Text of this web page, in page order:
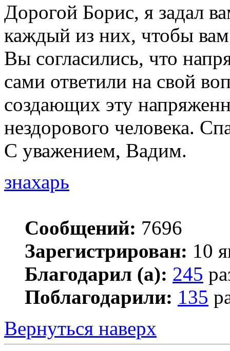
Дорогой Борис, я задал
каждый из них, чтобы вам
Вы согласились, что
сами ответили на свой
создающих эту
нездорового человека.
С уважением, Вадим.
знахарь
Сообщений: 7696
Зарегистрирован: 10
Благодарил (а): 245
Поблагодарили: 135
Вернуться наверх